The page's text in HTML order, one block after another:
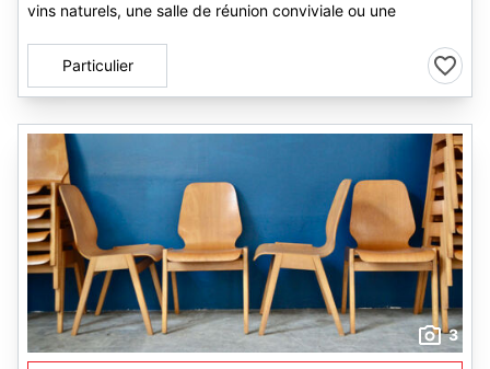
vins naturels, une salle de réunion conviviale ou une
Particulier
3